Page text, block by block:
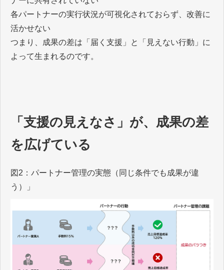
各パートナーの実行状況が可視化されておらず、改善に
活かせない
つまり、成果の差は「届く支援」と「見えない行動」に
よって生まれるのです。
「支援の見えなさ」が、成果の差
を広げている
図2：パートナー管理の実態（同じ条件でも成果が違
う）」